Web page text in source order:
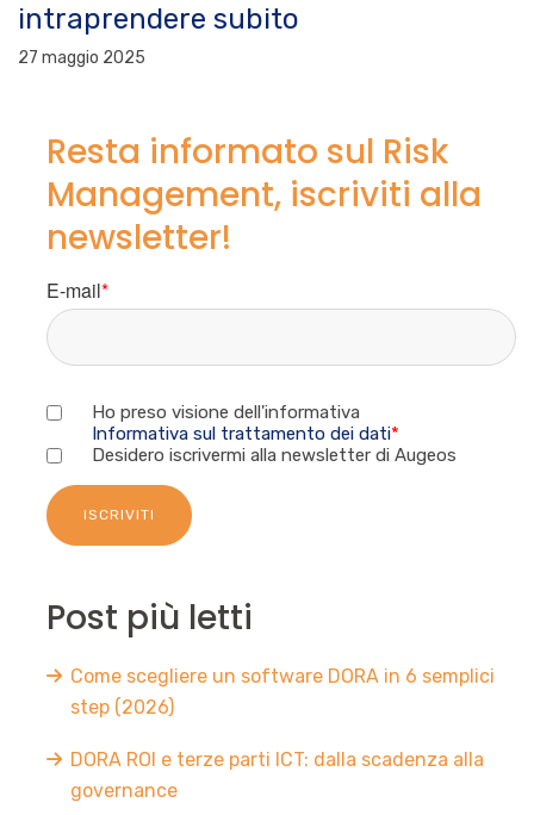
intraprendere subito
27 maggio 2025
Resta informato sul Risk
Management, iscriviti alla
newsletter!
E-mail*
Ho preso visione dell'informativa
Informativa sul trattamento dei dati*
Desidero iscrivermi alla newsletter di Augeos
Post più letti
Come scegliere un software DORA in 6 semplici
step (2026)
DORA ROI e terze parti ICT: dalla scadenza alla
governance